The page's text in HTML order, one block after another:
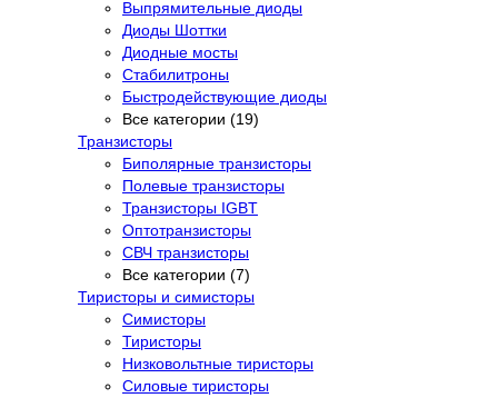
Выпрямительные диоды
Диоды Шоттки
Диодные мосты
Стабилитроны
Быстродействующие диоды
Все категории (19)
Транзисторы
Биполярные транзисторы
Полевые транзисторы
Транзисторы IGBT
Оптотранзисторы
СВЧ транзисторы
Все категории (7)
Тиристоры и симисторы
Симисторы
Тиристоры
Низковольтные тиристоры
Силовые тиристоры